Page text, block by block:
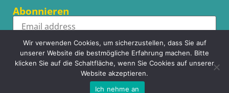
Abonnieren
Subscribe
Copyright © WhatsupCams 2016 - 2026. All right reserved.
Wir verwenden Cookies, um sicherzustellen, dass Sie auf
unserer Website die bestmögliche Erfahrung machen. Bitte
klicken Sie auf die Schaltfläche, wenn Sie Cookies auf unserer
Website akzeptieren.
Ich nehme an